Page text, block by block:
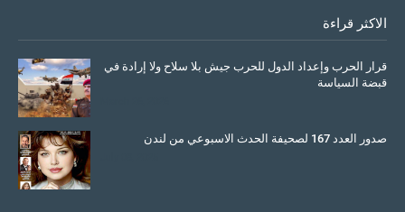
الاكثر قراءة
قرار الحرب وإعداد الدول للحرب جيش بلا سلاح ولا إرادة في
قبضة السياسة
صدور العدد 167 لصحيفة الحدث الاسبوعي من لندن